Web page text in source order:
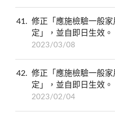
41
修正「應施檢驗一般
定」，並自即日生效。
2023/03/08
42
修正「應施檢驗一般
定」，並自即日生效。
2023/02/04